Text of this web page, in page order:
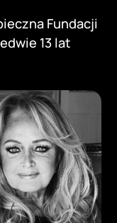
Fundacji
13 lat